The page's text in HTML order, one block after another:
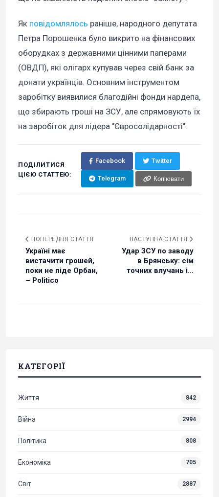
Як повідомлялось раніше, народного депутата
Петра Порошенка було викрито на фінансових
оборудках з державними цінними паперами
(ОВДП), які олігарх купував через свій банк за
донати українців. Основним інструментом
заробітку виявилися благодійні фонди нардепа,
що збирають гроші на ЗСУ, але спрямовують їх
на заробіток для лідера "Євросолідарності".
ПОДІЛИТИСЯ
ЦІЄЮ СТАТТЕЮ:
Facebook Twitter
Telegram Копіювати
ПОПЕРЕДНЯ СТАТТЯ
Україні має
вистачити грошей,
поки не піде Орбан,
– Politico
НАСТУПНА СТАТТЯ
Удар ЗСУ по заводу
в Брянську: сім
точних влучань і...
КАТЕГОРІЇ
Життя 842
Війна 2994
Політика 808
Економіка 705
Світ 2887